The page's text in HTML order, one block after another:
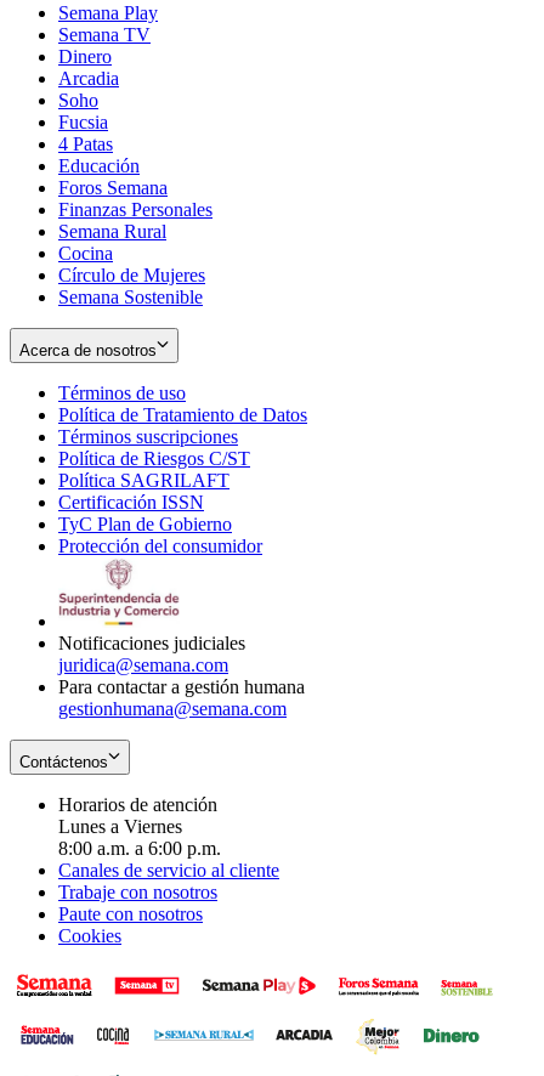
Semana Play
Semana TV
Dinero
Arcadia
Soho
in
new
window
Fucsia
in
new
window
4 Patas
Educación
Foros Semana
Finanzas Personales
Semana Rural
Cocina
Círculo de Mujeres
Semana Sostenible
Acerca de nosotros
Términos de uso
in
new
window
Política de Tratamiento de Datos
Términos suscripciones
in
Política de Riesgos C/ST
Política SAGRILAFT
new
window
Certificación ISSN
in
new
TyC Plan de Gobierno
in
Protección del consumidorOpens
Notificaciones judiciales
juridica@semana.com
Para contactar a gestión humana
gestionhumana@semana.com
Contáctenos
Horarios de atención
Lunes a Viernes
8:00 a.m. a 6:00 p.m.
Canales de servicio al cliente
Trabaje con nosotros
Paute con nosotros
Cookies